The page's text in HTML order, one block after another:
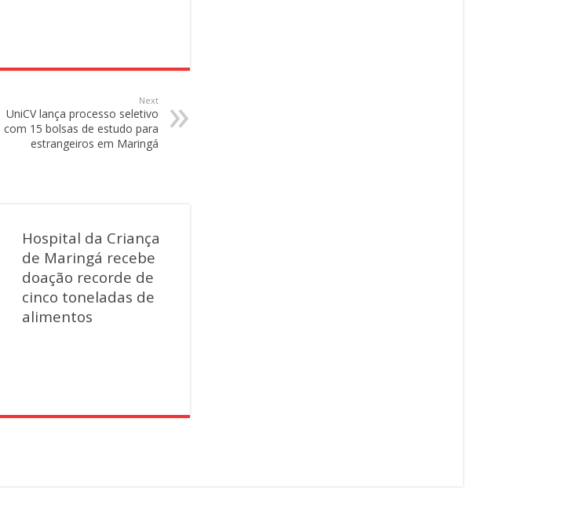
Next
UniCV lança processo seletivo
com 15 bolsas de estudo para
estrangeiros em Maringá
Hospital da Criança
de Maringá recebe
doação recorde de
cinco toneladas de
alimentos